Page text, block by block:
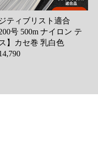
ティブリスト適合
200号 500m ナイロン テ
】カセ巻 乳白色